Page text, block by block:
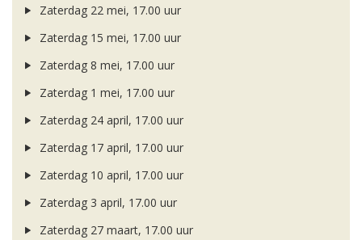
Zaterdag 22 mei, 17.00 uur
Zaterdag 15 mei, 17.00 uur
Zaterdag 8 mei, 17.00 uur
Zaterdag 1 mei, 17.00 uur
Zaterdag 24 april, 17.00 uur
Zaterdag 17 april, 17.00 uur
Zaterdag 10 april, 17.00 uur
Zaterdag 3 april, 17.00 uur
Zaterdag 27 maart, 17.00 uur